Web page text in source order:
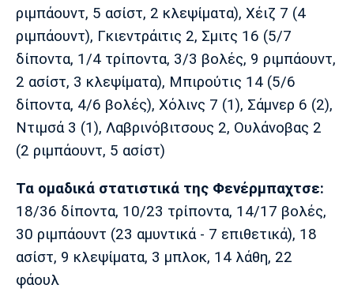
ριμπάουντ, 5 ασίστ, 2 κλεψίματα), Χέιζ 7 (4
ριμπάουντ), Γκιεντράιτις 2, Σμιτς 16 (5/7
δίποντα, 1/4 τρίποντα, 3/3 βολές, 9 ριμπάουντ,
2 ασίστ, 3 κλεψίματα), Μπιρούτις 14 (5/6
δίποντα, 4/6 βολές), Χόλινς 7 (1), Σάμνερ 6 (2),
Ντιμσά 3 (1), Λαβρινόβιτσους 2, Ουλάνοβας 2
(2 ριμπάουντ, 5 ασίστ)
Τα ομαδικά στατιστικά της Φενέρμπαχτσε:
18/36 δίποντα, 10/23 τρίποντα, 14/17 βολές,
30 ριμπάουντ (23 αμυντικά - 7 επιθετικά), 18
ασίστ, 9 κλεψίματα, 3 μπλοκ, 14 λάθη, 22
φάουλ